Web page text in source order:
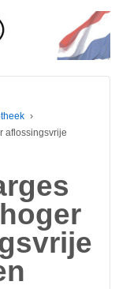
›
aflossingsvrije